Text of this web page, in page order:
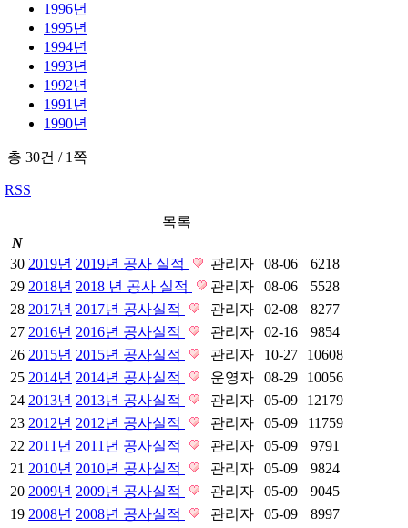
1996년
1995년
1994년
1993년
1992년
1991년
1990년
총 30건 /1쪽
RSS
목록
N
30 2019년 2019년 공사 실적 관리자 08-06
6218
29 2018년 2018 년 공사 실적 관리자 08-06
5528
28 2017년 2017년 공사실적 관리자 02-08
8277
27 2016년 2016년 공사실적 관리자 02-16
9854
26 2015년 2015년 공사실적 관리자 10-27
10608
25 2014년 2014년 공사실적 운영자 08-29
10056
24 2013년 2013년 공사실적 관리자 05-09
12179
23 2012년 2012년 공사실적 관리자 05-09
11759
22 2011년 2011년 공사실적 관리자 05-09
9791
21 2010년 2010년 공사실적 관리자 05-09
9824
20 2009년 2009년 공사실적 관리자 05-09
9045
19 2008년 2008년 공사실적 관리자 05-09
8997